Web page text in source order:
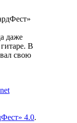
даже
В
свою
4.0.